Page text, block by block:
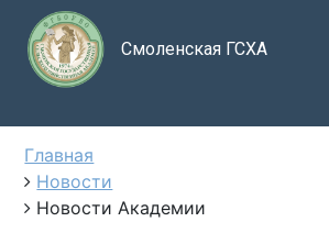
Смоленская ГСХА
Главная
Новости
Новости Академии